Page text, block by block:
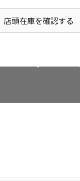
店頭在庫を確認する